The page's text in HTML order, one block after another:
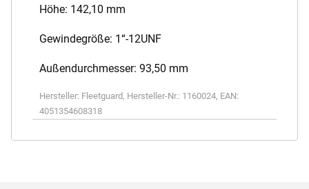
Höhe: 142,10 mm
Gewindegröße: 1“-12UNF
Außendurchmesser: 93,50 mm
Hersteller: Fleetguard, Hersteller-Nr.: 1160024, EAN:
4051354608318